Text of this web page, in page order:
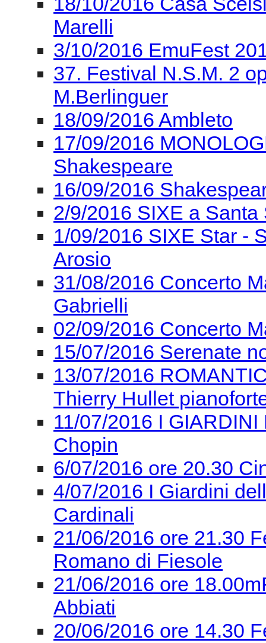
Marelli
3/10/2016 EmuFest
37. Festival N.S.M. 2
M.Berlinguer
18/09/2016 Ambleto
17/09/2016
Shakespeare
16/09/2016
2/9/2016 SIXE a
1/09/2016 SIXE Star -
Arosio
31/08/2016 Concerto
Gabrielli
02/09/2016 Concerto
15/07/2016 Serenate
13/07/2016
Thierry Hullet
11/07/2016 I
Chopin
6/07/2016 ore 20.30
4/07/2016 I Giardini
Cardinali
21/06/2016 ore 21.30
Romano di Fiesole
21/06/2016 ore
Abbiati
20/06/2016 ore 14.30